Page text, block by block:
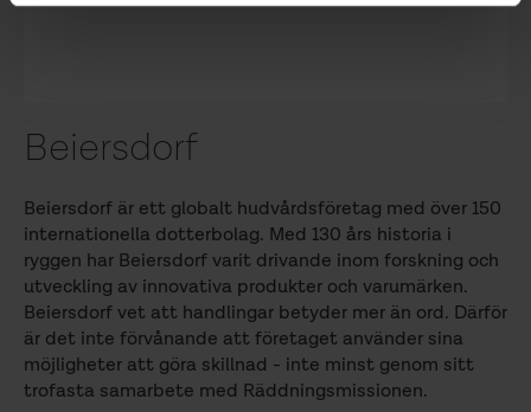
Beiersdorf
Beiersdorf är ett globalt hudvårdsföretag med över 150
internationella dotterbolag. Med 130 års historia i
ryggen har Beiersdorf varit drivande inom forskning och
utveckling av innovativa produkter och varumärken.
Beiersdorf vet att handlingar betyder mer än ord. Därför
är det inte förvånande att företaget använder sina
möjligheter att göra skillnad - inte minst genom sitt
trofasta samarbete med Räddningsmissionen.